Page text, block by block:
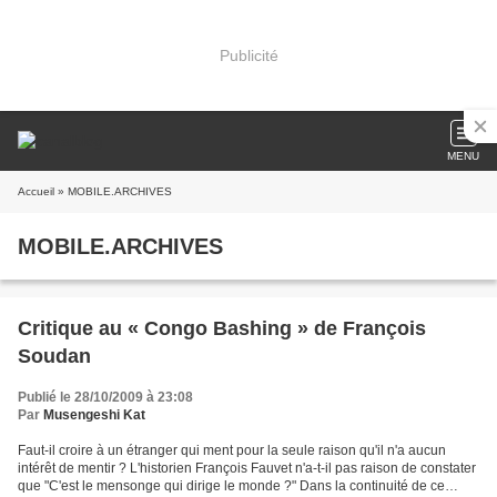
Publicité
MENU
Accueil » MOBILE.ARCHIVES
MOBILE.ARCHIVES
Critique au « Congo Bashing » de François
Soudan
Publié le 28/10/2009 à 23:08
Par Musengeshi Kat
Faut-il croire à un étranger qui ment pour la seule raison qu'il n'a aucun
intérêt de mentir ? L'historien François Fauvet n'a-t-il pas raison de constater
que "C'est le mensonge qui dirige le monde ?" Dans la continuité de ce